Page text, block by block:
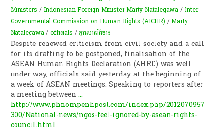
Ministers /Indonesian Foreign Minister Marty Natalegawa /Inter-
Governmental Commission on Human Rights (AICHR) /Marty
Natalegawa /officials /អ្នកសារព័ត៌មាន
Despite renewed criticism from civil society and a call
for its drafting to be postponed, finalisation of the
ASEAN Human Rights Declaration (AHRD) was well
under way, officials said yesterday at the beginning of
a week of ASEAN meetings. Speaking to reporters after
a meeting between...
http://www.phnompenhpost.com/index.php/2012070957
300/National-news/ngos-feel-ignored-by-asean-rights-
council.html